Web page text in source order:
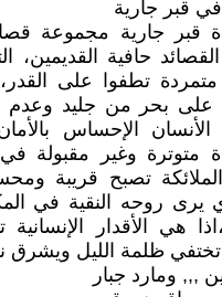
قبر جارية
قبر جارية مجموعة
حافية القديمين،
تطفوا على
على بحر من جليد وعدم
الأنسان الإحساس
متوترة وغير مقبولة
تصبح قريبة
يرى روحه النقية في
هي الأقدار الإنسانية
ظلمة الليل ويشرق
,,, ومارد جبار